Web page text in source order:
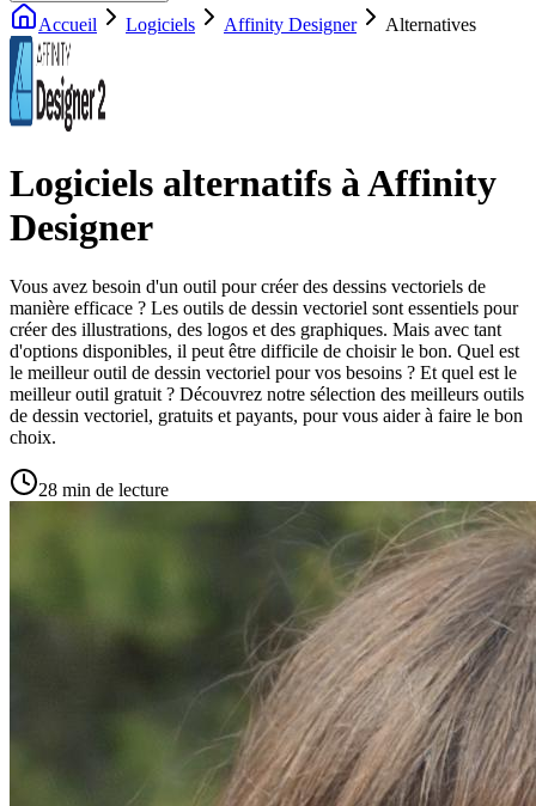
Accueil Logiciels Affinity Designer Alternatives
Logiciels alternatifs à Affinity
Designer
Vous avez besoin d'un outil pour créer des dessins vectoriels de
manière efficace ? Les outils de dessin vectoriel sont essentiels pour
créer des illustrations, des logos et des graphiques. Mais avec tant
d'options disponibles, il peut être difficile de choisir le bon. Quel est
le meilleur outil de dessin vectoriel pour vos besoins ? Et quel est le
meilleur outil gratuit ? Découvrez notre sélection des meilleurs outils
de dessin vectoriel, gratuits et payants, pour vous aider à faire le bon
choix.
28 min de lecture